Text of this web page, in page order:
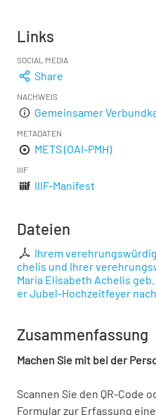
Links
SOCIAL MEDIA
Share
NACHWEIS
Gemeinsamer
METADATEN
METS (OAI-PMH)
IIIF
IIIF-Manifest
Dateien
Ihrem
chelis und Ihrer
Maria Elisabeth Achelis
er Jubel-Hochzeitfeyer
Zusammenfassung
Machen Sie mit bei der
Scannen Sie den QR-Code
Formular zur Erfassung